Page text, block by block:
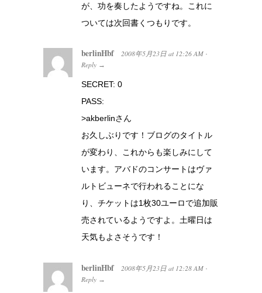
が、功を奏したようですね。これに
ついては次回書くつもりです。
berlinHbf 2008年5月23日 at 12:26 AM ·
Reply →
SECRET: 0
PASS:
>akberlinさん
お久しぶりです！ブログのタイトル
が変わり、これからも楽しみにして
います。アバドのコンサートはヴァ
ルトビューネで行われることにな
り、チケットは1枚30ユーロで追加販
売されているようですよ。土曜日は
天気もよさそうです！
berlinHbf 2008年5月23日 at 12:28 AM ·
Reply →